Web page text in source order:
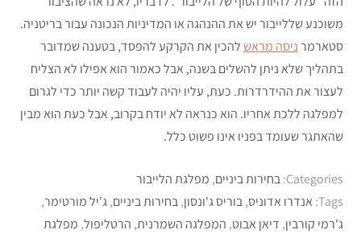
משוכנע שללייבור יש את ההנהגה או המדיניות הנכונה עבור בריטניה.
סטארמרניסה מראשלהכין את הקרקע להפסד, בטענה שמדובר
בתהליך שלא ניתן להשלים בשנה, אבל כאמור הוא אפילו לא הצליח
לעצור את ההידרדרות. כעת, עליו יהיה לעבוד קשה יותר כדי לגרום
למפלגה ללכת אחריו. הוא כנראה לא יודח בקרוב, אבל כעת הוא מבין
שהאתגר שעומד בפניו אינו פשוט כלל.
Categories: בחירות ביניים, מפלגת הלייבור
Tags: אנדרו אדוניס,בוריס ג'ונסון,בחירות ביניים, ג'יל מורטימר,
ג'רמי קורבין, דיאן אבוט, המפלגה השמרנית, הרטליפול, מפלגת